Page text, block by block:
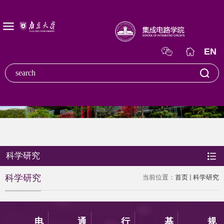
EN
科学研究
当前位置： 首页 科学研究
科学研究
电 通 行 基 规